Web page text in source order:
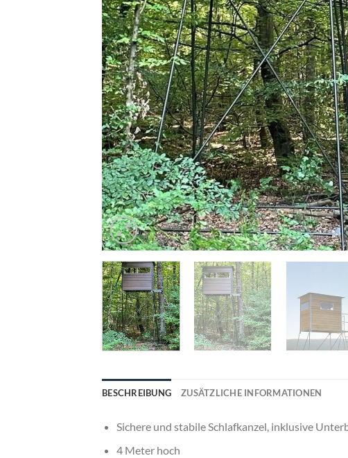
BESCHREIBUNG ZUSÄTZLICHE INFORMATIONEN
Sichere und stabile Schlafkanzel, inklusive
4 Meter hoch